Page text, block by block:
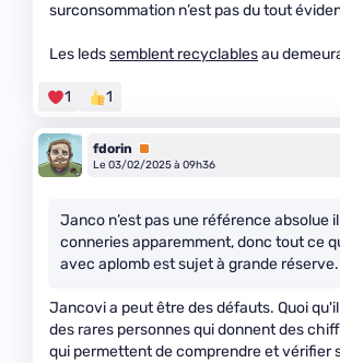
surconsommation n’est pas du tout
Les ledssemblent recyclablesau
1 1
fdorin
Premium
Le 03/02/2025 à 09h36
Janco n’est pas une référence absolue
conneries apparemment, donc tout ce
avec aplomb est sujet à grande réserve.
Jancovi a peut être des défauts. Quoi
des rares personnes qui donnent des
qui permettent de comprendre et vérifier